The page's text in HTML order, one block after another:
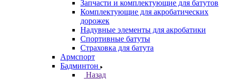
Запчасти и комплектующие для батутов
Комплектующие для акробатических
дорожек
Надувные элементы для акробатики
Спортивные батуты
Страховка для батута
Армспорт
Бадминтон
Назад